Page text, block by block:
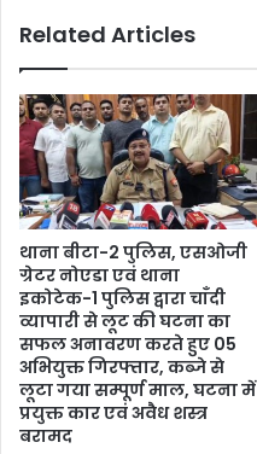
Related Articles
थाना बीटा-2 पुलिस, एसओजी
ग्रेटर नोएडा एवं थाना
इकोटेक-1 पुलिस द्वारा चाँदी
व्यापारी से लूट की घटना का
सफल अनावरण करते हुए 05
अभियुक्त गिरफ्तार, कब्जे से
लूटा गया सम्पूर्ण माल, घटना में
प्रयुक्त कार एवं अवैध शस्त्र
बरामद